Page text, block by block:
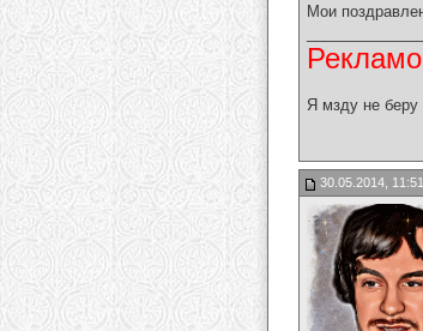
Мои
Я мзду не беру
30.05.2014, 11:51